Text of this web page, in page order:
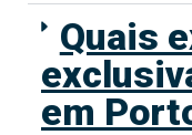
Quais
em